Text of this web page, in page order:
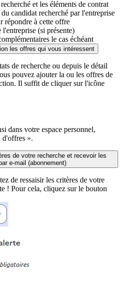
et les éléments de contrat
candidat recherché par l'entreprise
répondre à cette offre
l'entreprise (si présente)
le cas échéant
les offres qui vous intéressent
de recherche ou depuis le détail
pouvez ajouter la ou les offres de
Il suffit de cliquer sur l'icône
dans votre espace personnel,
d'offres ».
de votre recherche et recevoir les
e-mail (abonnement)
de ressaisir les critères de votre
! Pour cela, cliquez sur le bouton